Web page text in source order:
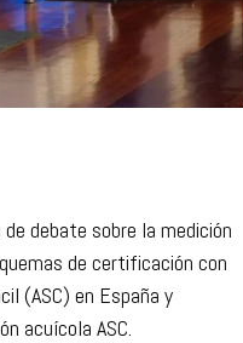
debate sobre la medición
de certificación con
(ASC) en España y
acuícola ASC.